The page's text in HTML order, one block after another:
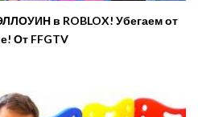
в ROBLOX! Убегаем от
От FFGTV